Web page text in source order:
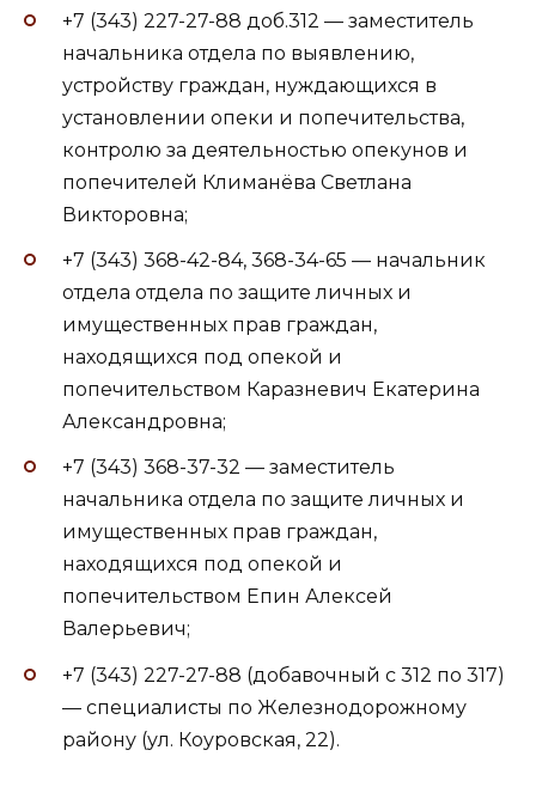
+7 (343) 227-27-88 доб.312 — заместитель
начальника отдела по выявлению,
устройству граждан, нуждающихся в
установлении опеки и попечительства,
контролю за деятельностью опекунов и
попечителей Климанёва Светлана
Викторовна;
+7 (343) 368-42-84, 368-34-65 — начальник
отдела отдела по защите личных и
имущественных прав граждан,
находящихся под опекой и
попечительством Каразневич Екатерина
Александровна;
+7 (343) 368-37-32 — заместитель
начальника отдела по защите личных и
имущественных прав граждан,
находящихся под опекой и
попечительством Епин Алексей
Валерьевич;
+7 (343) 227-27-88 (добавочный с 312 по 317)
— специалисты по Железнодорожному
району (ул. Коуровская, 22).